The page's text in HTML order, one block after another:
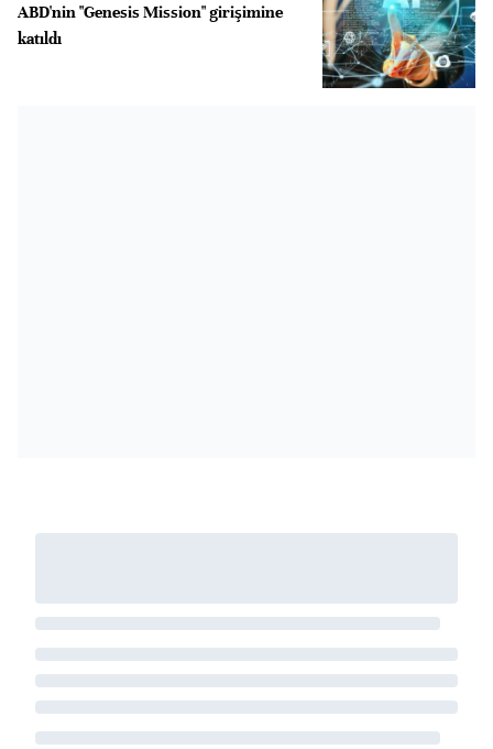
ABD'nin "Genesis Mission" girişimine
katıldı